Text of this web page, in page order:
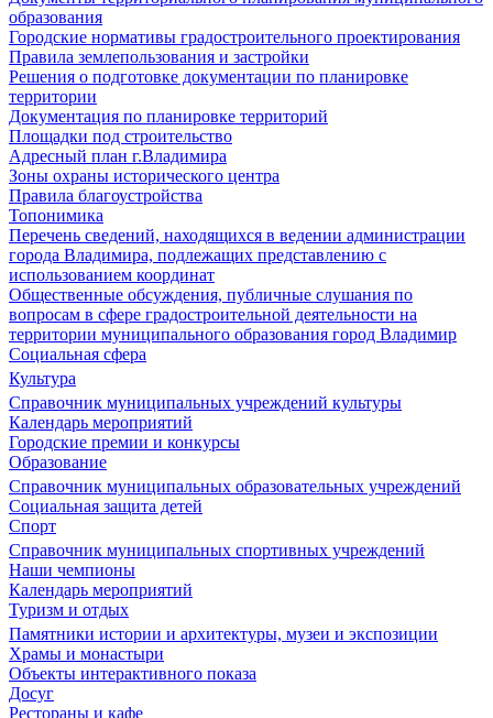
образования
Городские нормативы градостроительного проектирования
Правила землепользования и застройки
Решения о подготовке документации по планировке
территории
Документация по планировке территорий
Площадки под строительство
Адресный план г.Владимира
Зоны охраны исторического центра
Правила благоустройства
Топонимика
Перечень сведений, находящихся в ведении администрации
города Владимира, подлежащих представлению с
использованием координат
Общественные обсуждения, публичные слушания по
вопросам в сфере градостроительной деятельности на
территории муниципального образования город Владимир
Социальная сфера
Культура
Справочник муниципальных учреждений культуры
Календарь мероприятий
Городские премии и конкурсы
Образование
Справочник муниципальных образовательных учреждений
Социальная защита детей
Спорт
Справочник муниципальных спортивных учреждений
Наши чемпионы
Календарь мероприятий
Туризм и отдых
Памятники истории и архитектуры, музеи и экспозиции
Храмы и монастыри
Объекты интерактивного показа
Досуг
Рестораны и кафе